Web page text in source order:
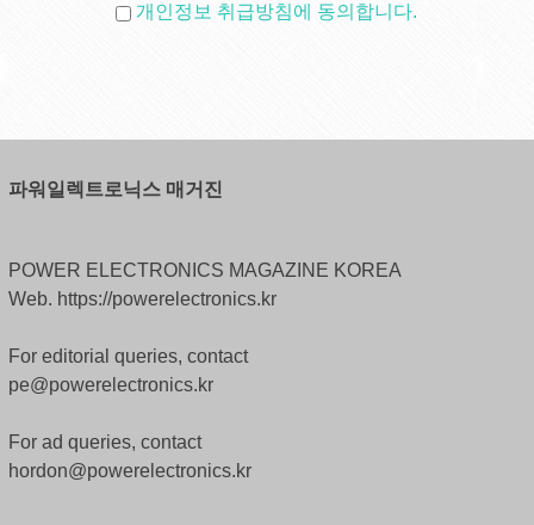
개인정보 취급방침에 동의합니다.
파워일렉트로닉스 매거진
POWER ELECTRONICS MAGAZINE KOREA
Web. https://powerelectronics.kr
For editorial queries, contact
pe@powerelectronics.kr
For ad queries, contact
hordon@powerelectronics.kr